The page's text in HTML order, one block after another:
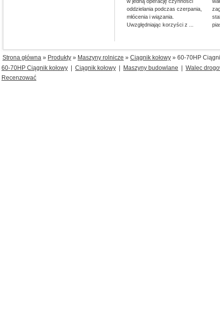
oddzielania podczas czerpania,
młócenia i wiązania.
Uwzględniając korzyści z ...
Strona główna » Produkty » Maszyny rolnicze » Ciągnik kołowy » 60-70HP
60-70HP Ciągnik kołowy
Ciągnik kołowy Maszyny budowlane
Walec
Recenzować